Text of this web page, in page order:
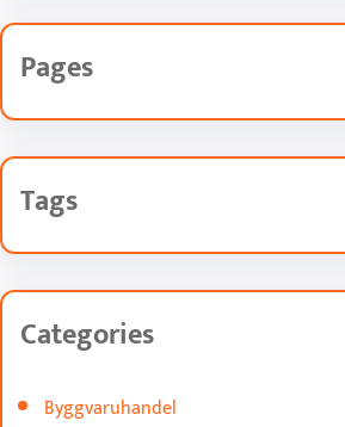
Pages
Tags
Categories
Byggvaruhandel